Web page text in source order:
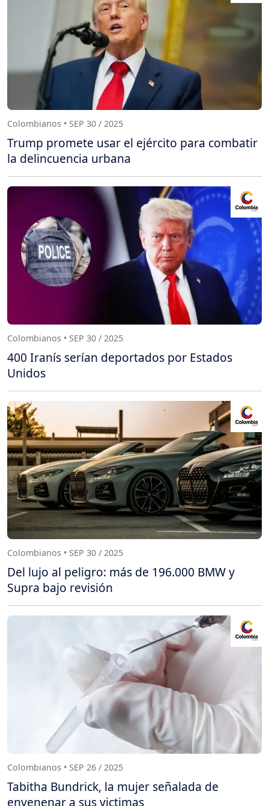
Colombianos • SEP 30 / 2025
Trump promete usar el ejército para combatir
la delincuencia urbana
Colombianos • SEP 30 / 2025
400 Iranís serían deportados por Estados
Unidos
Colombianos • SEP 30 / 2025
Del lujo al peligro: más de 196.000 BMW y
Supra bajo revisión
Colombianos • SEP 26 / 2025
Tabitha Bundrick, la mujer señalada de
envenenar a sus victimas